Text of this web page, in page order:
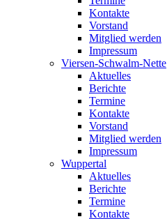
Kontakte
Vorstand
Mitglied werden
Impressum
Viersen-Schwalm-Nette
Aktuelles
Berichte
Termine
Kontakte
Vorstand
Mitglied werden
Impressum
Wuppertal
Aktuelles
Berichte
Termine
Kontakte